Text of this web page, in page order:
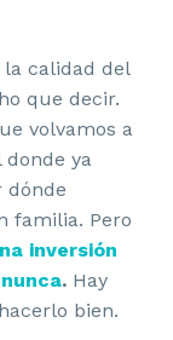
calidad del
que decir.
volvamos a
ya
dónde
familia. Pero
inversión
. Hay
bien.